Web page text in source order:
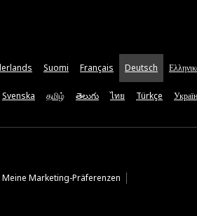
Suomi Français Deutsch
Svenska தமிழ் తెలుగు ไทย Türkçe
Meine Marketing-Präferenzen